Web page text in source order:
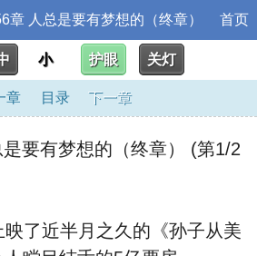
章 人总是要有梦想的（终章） 首页
小 护眼 关灯
章 目录 下一章
有梦想的（终章） (第1/2
近半月之久的《孙子从美